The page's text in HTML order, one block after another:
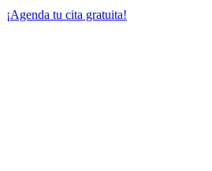
¡Agenda tu cita gratuita!